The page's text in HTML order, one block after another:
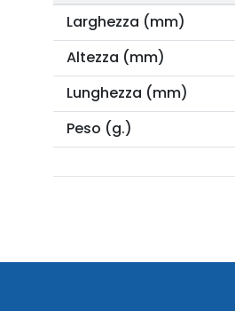
Larghezza (mm)
Altezza (mm)
Lunghezza (mm)
Peso (g.)